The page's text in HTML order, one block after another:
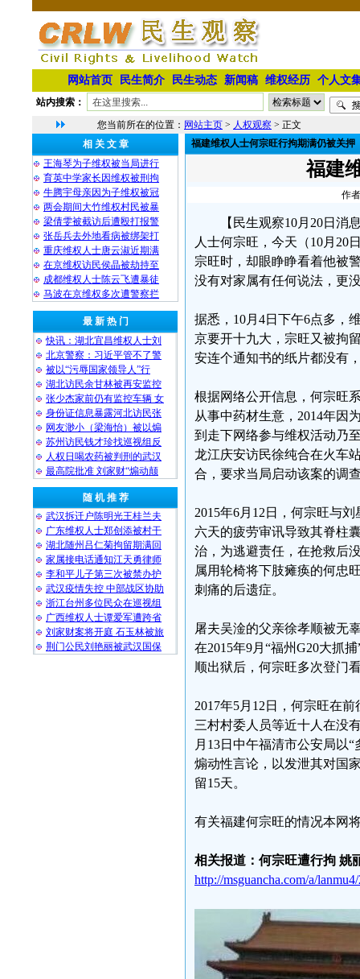
网站首页 民生简介 民生动态 新闻稿 维权经历 个人文
站内搜索：
您当前所在的位置： 网站主页 > 人权观察 > 正文
相 关 文 章
王海琴为子维权被当局进行
育英中学家长因维权被刑拘
牛腾宇母亲因为子维权被冠
两会期间大竹维权村民被暴
梁倩雯被截访后遭殴打报警
张岳兵去外地看病被绑架打
重庆维权人士唐云淑近期满
在京维权访民侯晶被劫持至
成都维权人士陈云飞遭暴徒
马波在京维权多次遭警察拦
最 新 热 门
快讯：湖北宜昌维权人士刘
北京警察：习近平管不了警
被以“污辱国家领导人”行
湖北访民余甘林被再安监控
张少杰家前仍有监控车辆 女
身份证信息暴露河北访民张
网友渺小（梁海怡）被以煽
苏州访民钱才珍找巡视组反
人权日喝农药被判刑的武汉
最高院批准 刘家财“煽动颠
随 机 推 荐
武汉拆迁户陈明光王桂兰夫
广东维权人士郑创添被村干
湖北随州吕仁菊拘留期满回
家属接电话通知江天勇律师
李和平儿子第三次被禁办护
武汉疫情失控 中部战区协助
浙江台州多位民众在巡视组
广西维权人士谭爱军遭跨省
刘家财案将开庭 石玉林被旅
荆门公民刘艳丽被武汉国保
福建维权人士何宗旺行拘期满仍被关押
福建
作
【民生观察10月20日
人士何宗旺，今天（10月20
宗旺时，却眼睁睁看着他被
没有对家属有任何说法，更
据悉，10月4日下午6点多，
京要开十九大，宗旺又被拘
安连个通知书的纸片都没有
根据网络公开信息，何宗旺
从事中药材生意，2014年因
到走下网络参与维权活动乃
龙江庆安访民徐纯合在火车
合，要求当局启动该案的调
2015年6月12日，何宗旺与
六天的疲劳审讯导致其脊柱
治，为逃避责任，在抢救后
属用轮椅将下肢瘫痪的何忠
刺痛的后遗症。
屠夫吴淦的父亲徐孝顺被无
在2015年9月“福州G20大抓
顺出狱后，何宗旺多次登门
2017年5月12日，何宗旺在
三村村委人员等近十人在没
月13日中午福清市公安局以
煽动性言论，以发泄其对国
留15天。
有关福建何宗旺的情况本网
相关报道：何宗旺遭行拘 姚
http://msguancha.com/a/